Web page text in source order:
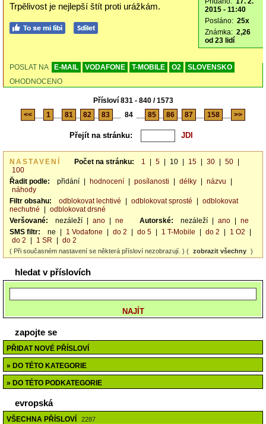
Trpělivost je nejlepší štít proti urážkám.
2015 - 11:40
Posláno: 25x
Známka: 2,26
od 23 lidí
POSLAT NA E-MAIL VODAFONE T-MOBILE O2
SLOVENSKO
OHODNOCENO
Přísloví 831 - 840 / 1573
<<
1 81 82 83 84 85 86 87 158 >>
Přejít na stránku:
NASTAVENÍ Počet na stránku: 1 5 10 15 30 50
100
Řadit podle:
přidání hodnocení posílanosti délky názvu
náhody
Filtr obsahu:
odblokovat lechtivé odblokovat sprosté
odblokovat
nechutné
odblokovat drsné
Veršované:
nezáleží ano ne Autorské: nezáleží ano
ne
SMS filtr:
ne 1 Vodafone do 2 do 5 1 T-Mobile do 2 1 O2
do 2
1 SR do 2
( Při současném nastavení se některá přísloví nezobrazují. ) ( zobrazit všechny )
hledat v příslovích
zapojte se
PŘIDAT NOVÉ PŘÍSLOVÍ
» DO TÉTO KATEGORIE
» DO TÉTO PODKATEGORIE
evropská
VŠECHNA PŘÍSLOVÍ 2287